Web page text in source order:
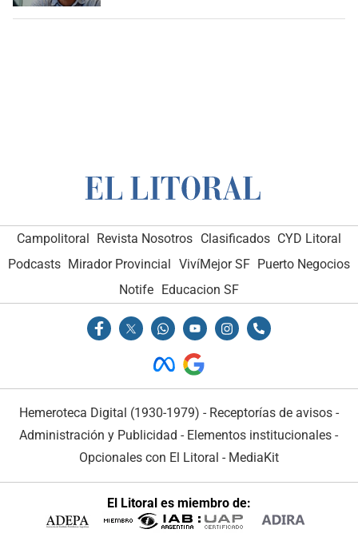
Campolitoral Revista Nosotros Clasificados CYD Litoral
Podcasts Mirador Provincial VivíMejor SF Puerto Negocios
Notife Educacion SF
Hemeroteca Digital (1930-1979) - Receptorías de avisos -
Administración y Publicidad - Elementos institucionales -
Opcionales con El Litoral - MediaKit
El Litoral es miembro de: